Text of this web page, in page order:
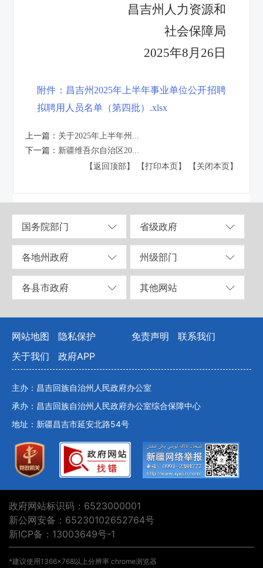
昌吉州人力资源和
社会保障局
2025年8月26日
附件：昌吉州2025年上半年事业单位公开招聘
拟聘用人员名单（第四批）.xlsx
上一篇： 关于2025年上半年州...
下一篇： 新疆维吾尔自治区20...
【返回顶部】
【打印本页】 【关闭本页】
国务院部门 省级政府
各地州政府 州级部门
各县市政府 其他网站
网站地图 隐私保护 免责声明
联系我们
关于我们
政府APP
主办：昌吉回族自治州人民政府办公室
承办：昌吉回族自治州人民政府办公室综合保障中心
地址：新疆昌吉市延安北路54号
政府网站标识码：6523000001
新公网安备：65230102652764号
新ICP备：13003649号-1
*建议使用1366×768以上分辨率 chrome浏览器